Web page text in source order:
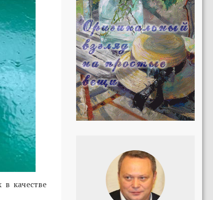
качестве